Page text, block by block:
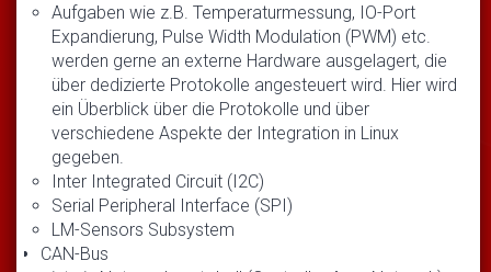
Aufgaben wie z.B. Temperaturmessung, IO-Port
Expandierung, Pulse Width Modulation (PWM) etc.
werden gerne an externe Hardware ausgelagert, die
über dedizierte Protokolle angesteuert wird. Hier wird
ein Überblick über die Protokolle und über
verschiedene Aspekte der Integration in Linux
gegeben.
Inter Integrated Circuit (I2C)
Serial Peripheral Interface (SPI)
LM-Sensors Subsystem
CAN-Bus